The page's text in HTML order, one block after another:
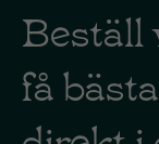
Beställ
få